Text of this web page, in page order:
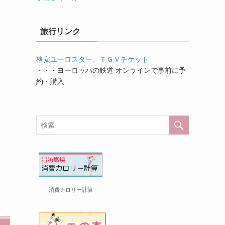
旅行リンク
格安ユーロスター、ＴＧＶチケット
・・・ヨーロッパの鉄道 オンラインで事前に予
約・購入
消費カロリー計算